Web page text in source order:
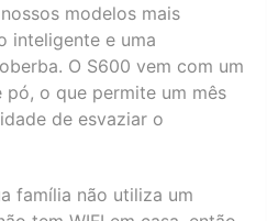
modelos mais
inteligente e uma
O S600 vem com um
o que permite um mês
de esvaziar o
família não utiliza um